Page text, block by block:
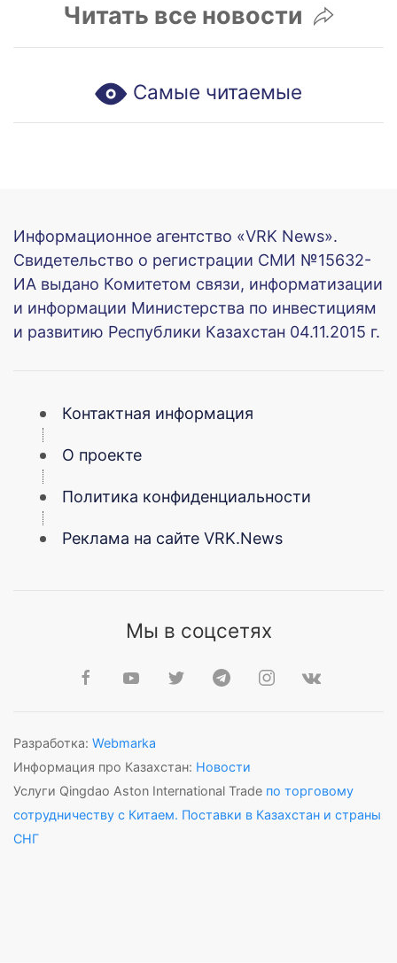
Читать все новости
Самые читаемые
Информационное агентство «VRK News».
Свидетельство о регистрации СМИ №15632-
ИА выдано Комитетом связи, информатизации
и информации Министерства по инвестициям
и развитию Республики Казахстан 04.11.2015 г.
Контактная информация
О проекте
Политика конфиденциальности
Реклама на сайте VRK.News
Мы в соцсетях
Разработка: Webmarka
Информация про Казахстан: Новости
Услуги Qingdao Aston International Trade по торговому
сотрудничеству с Китаем. Поставки в Казахстан и страны
СНГ